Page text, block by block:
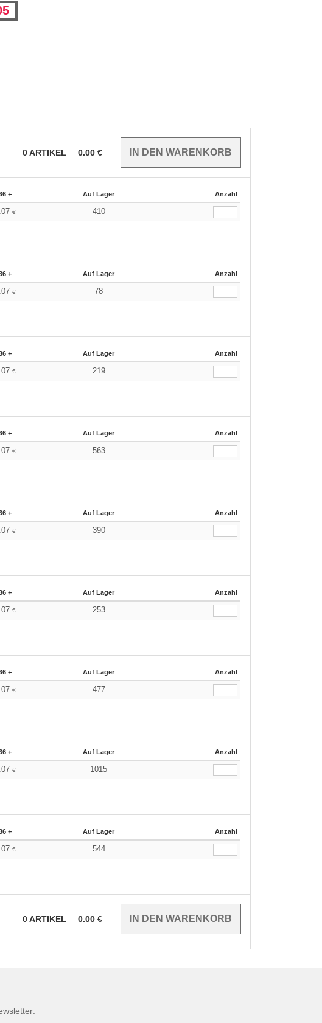
0ARTIKEL 0.00 €
+ Auf Lager Anzahl
€ 410
+ Auf Lager Anzahl
€ 78
+ Auf Lager Anzahl
€ 219
+ Auf Lager Anzahl
€ 563
+ Auf Lager Anzahl
€ 390
+ Auf Lager Anzahl
€ 253
+ Auf Lager Anzahl
€ 477
+ Auf Lager Anzahl
€ 1015
+ Auf Lager Anzahl
€ 544
0ARTIKEL 0.00 €